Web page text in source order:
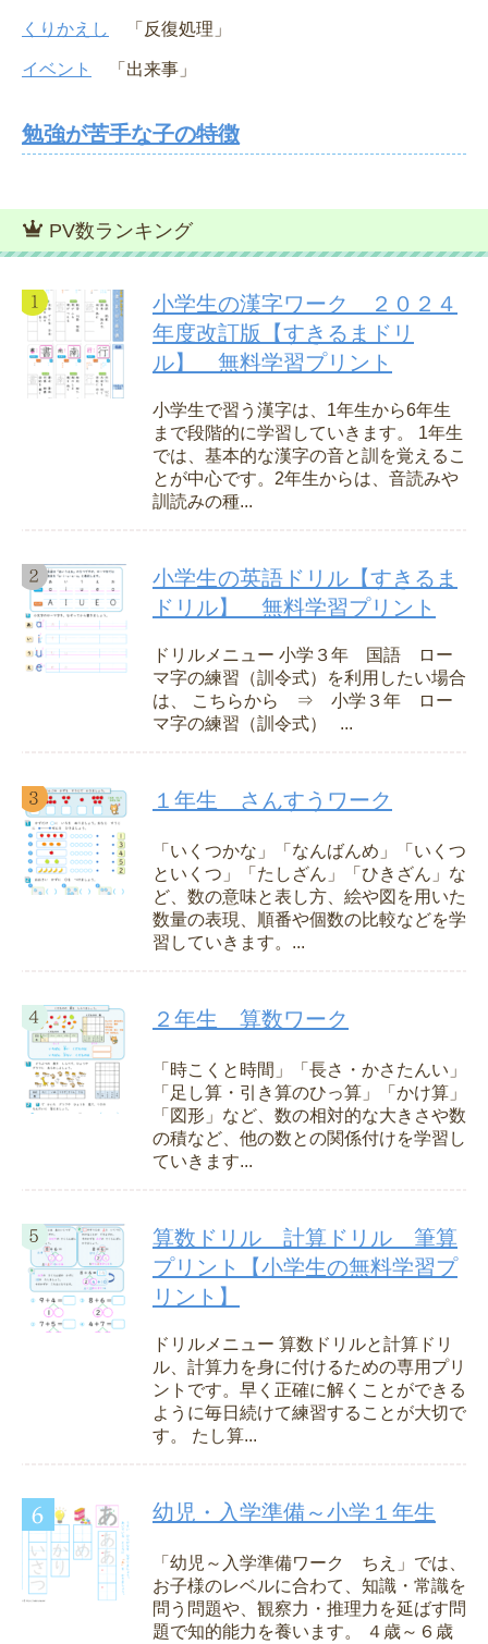
くりかえし 「反復処理」
イベント 「出来事」
勉強が苦手な子の特徴
PV数ランキング
小学生の漢字ワーク ２０２４
年度改訂版【すきるまドリ
ル】 無料学習プリント
小学生で習う漢字は、1年生から6年生
まで段階的に学習していきます。 1年生
では、基本的な漢字の音と訓を覚えるこ
とが中心です。2年生からは、音読みや
訓読みの種...
小学生の英語ドリル【すきるま
ドリル】 無料学習プリント
ドリルメニュー 小学３年 国語 ロー
マ字の練習（訓令式）を利用したい場合
は、 こちらから ⇒ 小学３年 ロー
マ字の練習（訓令式） ...
１年生 さんすうワーク
「いくつかな」「なんばんめ」「いくつ
といくつ」「たしざん」「ひきざん」な
ど、数の意味と表し方、絵や図を用いた
数量の表現、順番や個数の比較などを学
習していきます。...
２年生 算数ワーク
「時こくと時間」「長さ・かさたんい」
「足し算・引き算のひっ算」「かけ算」
「図形」など、数の相対的な大きさや数
の積など、他の数との関係付けを学習し
ていきます...
算数ドリル 計算ドリル 筆算
プリント【小学生の無料学習プ
リント】
ドリルメニュー 算数ドリルと計算ドリ
ル、計算力を身に付けるための専用プリ
ントです。早く正確に解くことができる
ように毎日続けて練習することが大切で
す。 たし算...
幼児・入学準備～小学１年生
「幼児～入学準備ワーク ちえ」では、
お子様のレベルに合わて、知識・常識を
問う問題や、観察力・推理力を延ばす問
題で知的能力を養います。 ４歳～６歳